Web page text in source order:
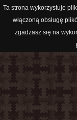
Ta strona wykorzystuje
włączoną obsługę
zgadzasz się na